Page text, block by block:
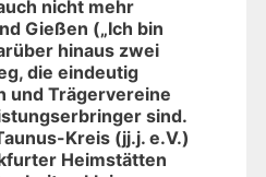
nicht mehr
Gießen („Ich bin
hinaus zwei
die eindeutig
und Trägervereine
sind.
Kreis (jj.j. e.V.)
Heimstätten